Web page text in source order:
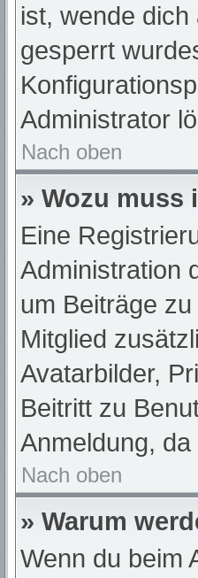
ist, wende
gesperrt
Administrator
Nach oben
» Wozu muss
Eine
Administration
um Beiträge
Mitglied
Avatarbilder,
Beitritt zu
Anmeldung,
Nach oben
» Warum
Wenn du beim